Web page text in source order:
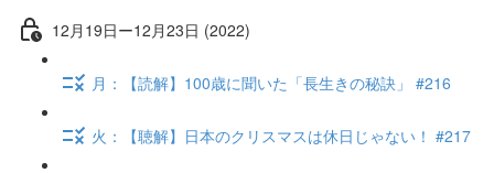
12月19日ー12月23日 (2022)
月：【読解】100歳に聞いた「長生きの秘訣」 #216
火：【聴解】日本のクリスマスは休日じゃない！ #217